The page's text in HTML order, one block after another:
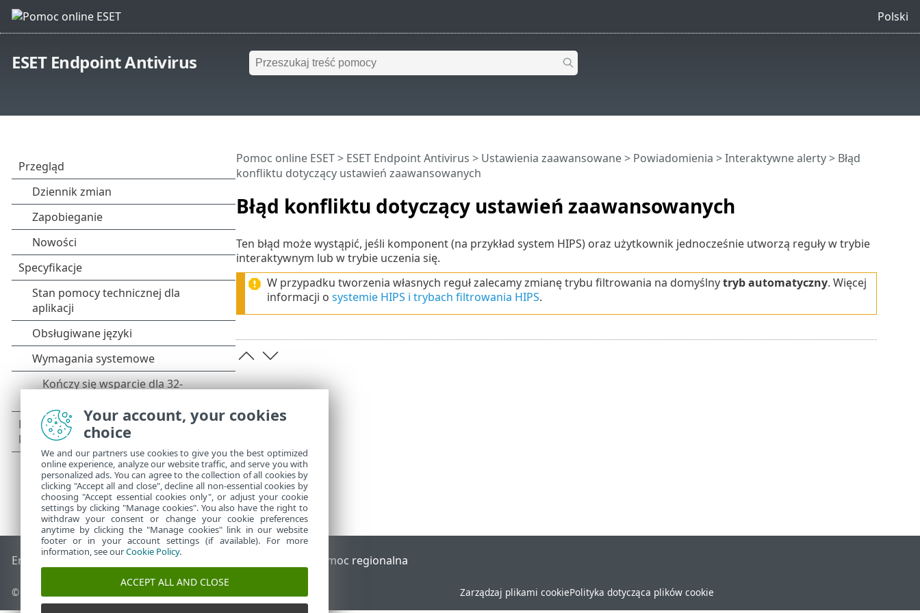
Polski
ESET Endpoint Antivirus
Błąd konfliktu dotyczący ustawień zaawansowanych
Pomoc online ESET> ESET Endpoint Antivirus > Ustawienia zaawansowane> Powiadomienia >Interaktywne alerty> Błąd
konfliktu dotyczący ustawień zaawansowanych
Ten błąd może wystąpić, jeśli komponent (na przykład system HIPS) oraz użytkownik jednocześnie utworzą reguły w trybie
interaktywnym lub w trybie uczenia się.
W przypadku tworzenia własnych reguł zalecamy zmianę trybu filtrowania na domyślnytryb automatyczny. Więcej
informacji o systemie HIPS i trybach filtrowania HIPS.
End of Life Baza wiedzy ESET Forum ESET Pomoc regionalna
© 1992 - 2026 ESET, spol. s r.o. – Wszelkie prawa zastrzeżone. Zarządzaj plikami cookiePolityka dotycząca plików cookie
Your account, your cookies
choice
We and our partners use cookies to give you the best optimized
online experience, analyze our website traffic, and serve you with
personalized ads. You can agree to the collection of all cookies by
clicking "Accept all and close", decline all non-essential cookies by
choosing "Accept essential cookies only", or adjust your cookie
settings by clicking "Manage cookies". You also have the right to
withdraw your consent or change your cookie preferences
anytime by clicking the "Manage cookies" link in our website
footer or in your account settings (if available). For more
information, see ourCookie Policy.
ACCEPT ALL AND CLOSE